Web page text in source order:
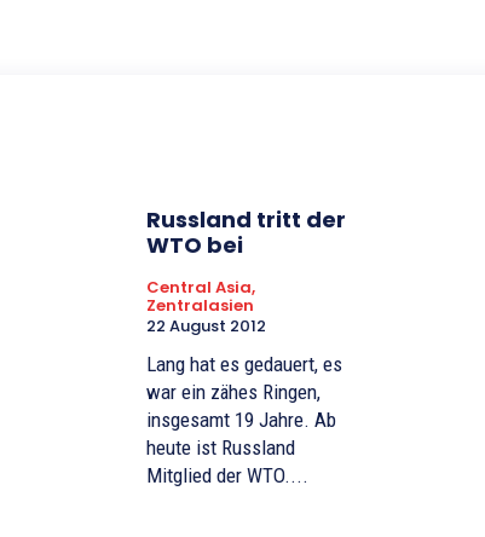
Russland tritt der
WTO bei
Central Asia,
Zentralasien
22 August 2012
Lang hat es gedauert, es
war ein zähes Ringen,
insgesamt 19 Jahre. Ab
heute ist Russland
Mitglied der WTO....